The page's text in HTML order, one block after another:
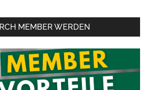
MEMBER WERDEN